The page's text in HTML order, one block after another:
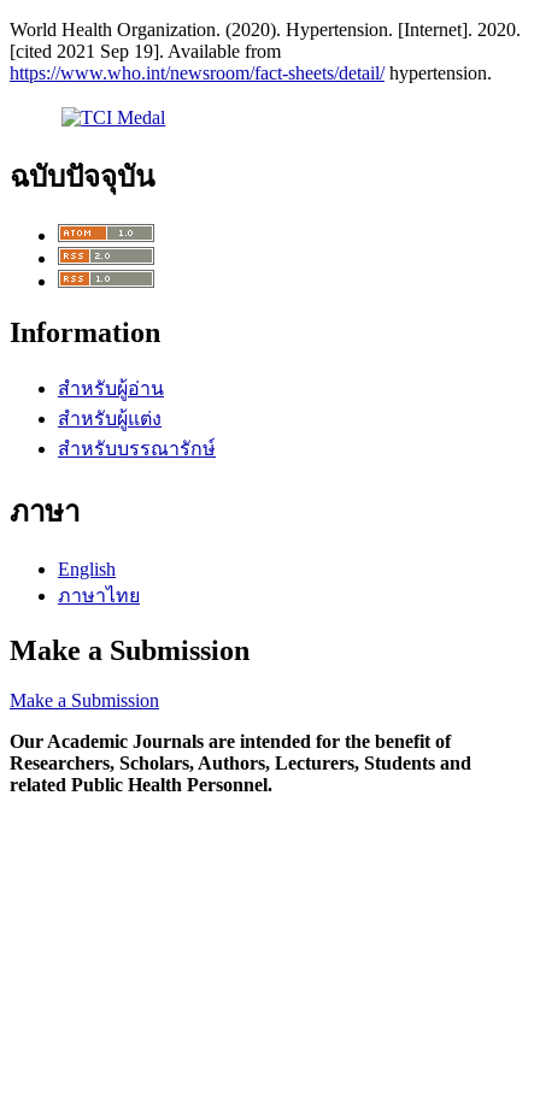
World Health Organization. (2020). Hypertension. [Internet]. 2020.
[cited 2021 Sep 19]. Available from
https://www.who.int/newsroom/fact-sheets/detail/hypertension.
ฉบับปัจจุบัน
Information
สำหรับผู้อ่าน
สำหรับผู้แต่ง
สำหรับบรรณารักษ์
ภาษา
English
ภาษาไทย
Make a Submission
Make a Submission
Our Academic Journals are intended for the benefit of
Researchers, Scholars, Authors, Lecturers, Students and
related Public Health Personnel.